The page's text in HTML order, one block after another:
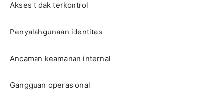
Akses tidak terkontrol
Penyalahgunaan identitas
Ancaman keamanan internal
Gangguan operasional